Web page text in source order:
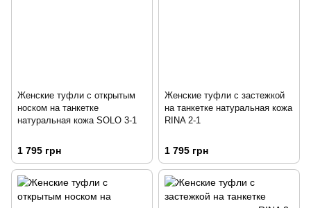
Женские туфли с открытым
носком на танкетке
натуральная кожа SOLO 3-1
1 795 грн
Женские туфли с застежкой
на танкетке натуральная кожа
RINA 2-1
1 795 грн